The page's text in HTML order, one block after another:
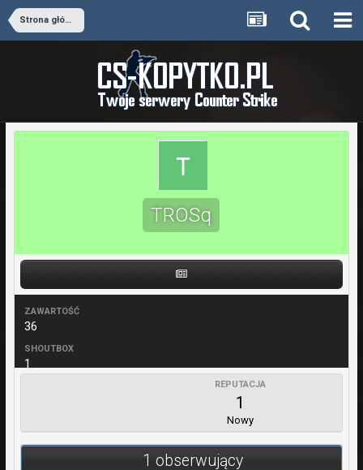
Strona główna
TROSq
ZAWARTOŚĆ
36
SHOUTBOX
1
REPUTACJA
1
Nowy
1 obserwujący